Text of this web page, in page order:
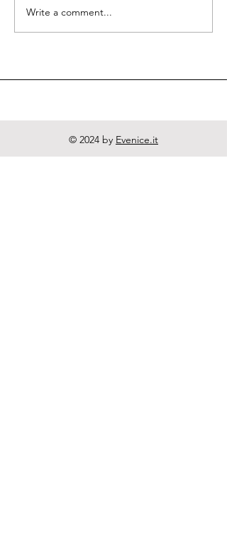
Quodlibeta Cartesiana
Write a comment...
© 2024 by Evenice.it